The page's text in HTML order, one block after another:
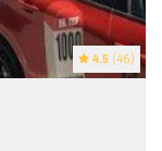
4.5 (46)